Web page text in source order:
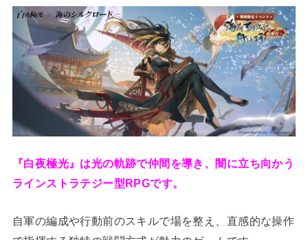
『白夜極光』は光の軌跡で仲間を導き、闇に立ち向かう
ラインストラテジー型RPGです。
自軍の編成や行動前のスキルで場を整え、直感的な操作